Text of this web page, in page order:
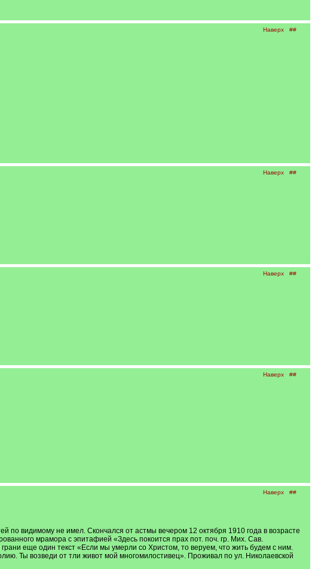
Наверх ##
Наверх ##
Наверх ##
Наверх ##
Наверх ##
по видимому не имел. Скончался от астмы вечером 12 октября 1910 года в возрасте
мрамора с эпитафией «Здесь покоится прах пот. поч. гр. Мих. Сав.
еще один текст «Если мы умерли со Христом, то веруем, что жить будем с ним.
Ты возведи от тли живот мой многомилостивец». Проживал по ул. Николаевской